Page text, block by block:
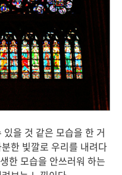
을 것 같은 모습을 한 거
한 빛깔로 우리를 내려다
한 모습을 안쓰러워 하는